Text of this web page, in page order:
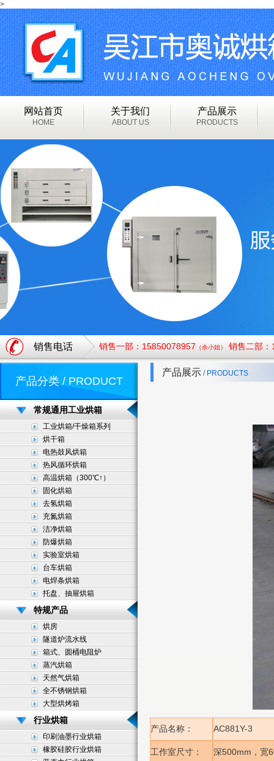
>
网站首页
HOME
关于我们
ABOUT US
产品展示
PRODUCTS
销售电话 销售一部：15850078957 （余小姐） 销售二部
产品分类 / PRODUCT
常规通用工业烘箱
工业烘箱/干燥箱系列
烘干箱
电热鼓风烘箱
热风循环烘箱
高温烘箱（300℃↑）
固化烘箱
去氢烘箱
充氮烘箱
洁净烘箱
防爆烘箱
实验室烘箱
台车烘箱
电焊条烘箱
托盘、抽屉烘箱
特规产品
烘房
隧道炉流水线
箱式、圆桶电阻炉
蒸汽烘箱
天然气烘箱
全不锈钢烘箱
大型烘烤箱
行业烘箱
印刷油墨行业烘箱
橡胶硅胶行业烘箱
产品展示 / PRODUCTS
产品名称： AC881Y-3
工作室尺寸： 深500mm ，宽